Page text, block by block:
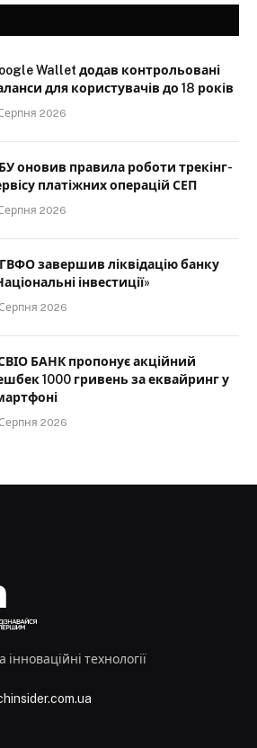
Wallet додав контрольовані
для користувачів до 18 років
2026
оновив правила роботи трекінг-
платіжних операцій СЕП
2026
завершив ліквідацію банку
інвестиції»
2026
БАНК пропонує акційний
1000 гривень за еквайринг у
2026
технології